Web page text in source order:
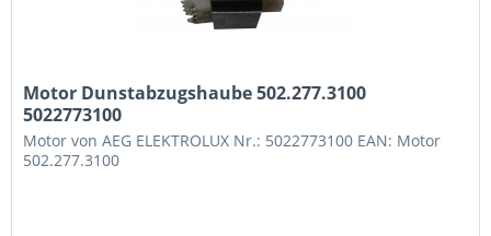
Motor Dunstabzugshaube 502.277.3100
5022773100
Motor von AEG ELEKTROLUX Nr.: 5022773100 EAN: Motor
502.277.3100